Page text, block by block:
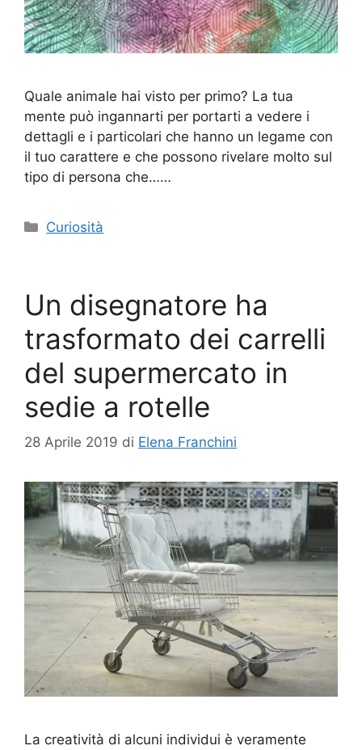
Quale animale hai visto per primo? La tua
mente può ingannarti per portarti a vedere i
dettagli e i particolari che hanno un legame con
il tuo carattere e che possono rivelare molto sul
tipo di persona che……
Categorie
Curiosità
Un disegnatore ha
trasformato dei carrelli
del supermercato in
sedie a rotelle
28 Aprile 2019 di Elena Franchini
La creatività di alcuni individui è veramente